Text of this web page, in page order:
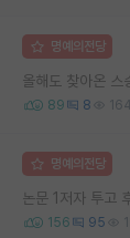
명예의전당
올해도 찾아온 스
89 8
명예의전당
논문 1저자 투고
156 95